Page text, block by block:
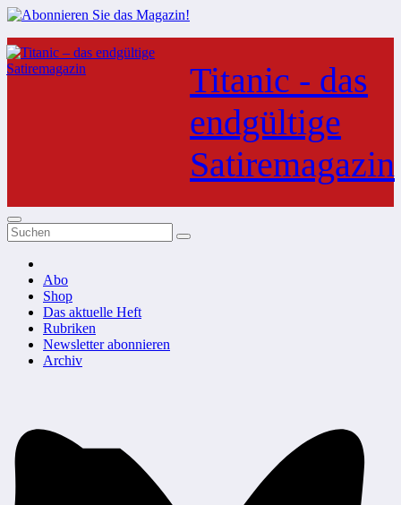
Zum
Inhalt
springen
Titanic - das
endgültige
Satiremagazin
Abo
Shop
Das aktuelle Heft
Rubriken
Newsletter abonnieren
Archiv